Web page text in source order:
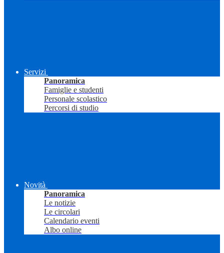
Servizi
Panoramica
Famiglie e studenti
Personale scolastico
Percorsi di studio
Novità
Panoramica
Le notizie
Le circolari
Calendario eventi
Albo online